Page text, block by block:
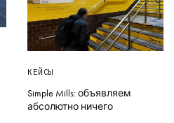
КЕЙСЫ
Simple Mills: объявляем
абсолютно ничего